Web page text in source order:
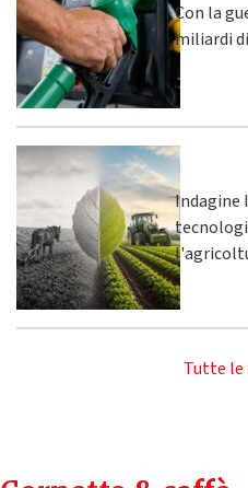
Con la
miliardi
Indagine
Tutte